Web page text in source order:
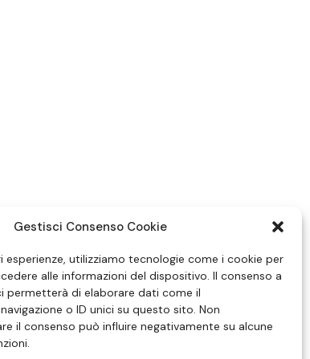
Gestisci Consenso Cookie
esperienze, utilizziamo tecnologie come i cookie per
alle informazioni del dispositivo. Il consenso a
permetterà di elaborare dati come il
o ID unici su questo sito. Non
il consenso può influire negativamente su alcune